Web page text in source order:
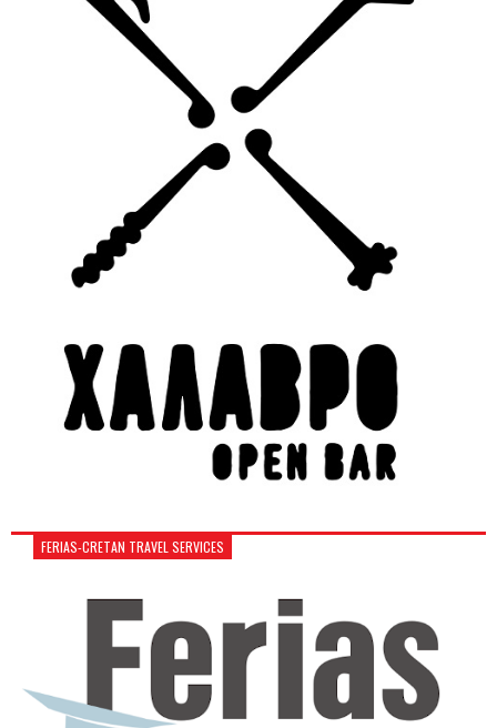
FERIAS-CRETAN TRAVEL SERVICES